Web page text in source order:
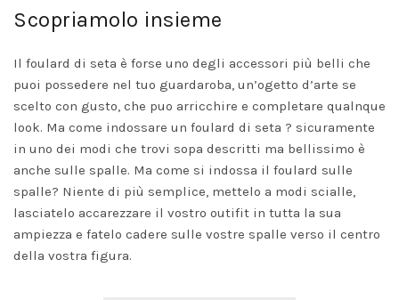
Scopriamolo insieme
Il foulard di seta è forse uno degli accessori più belli che
puoi possedere nel tuo guardaroba, un’ogetto d’arte se
scelto con gusto, che puo arricchire e completare qualnque
look. Ma come indossare un foulard di seta ? sicuramente
in uno dei modi che trovi sopa descritti ma bellissimo è
anche sulle spalle. Ma come si indossa il foulard sulle
spalle? Niente di più semplice, mettelo a modi scialle,
lasciatelo accarezzare il vostro outifit in tutta la sua
ampiezza e fatelo cadere sulle vostre spalle verso il centro
della vostra figura.